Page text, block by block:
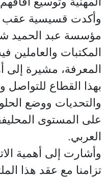
وأكدت قسيسية عقب
مؤسسة عبد الحميد
المكتبات والعاملين
المعرفة، مشيرة إلى
بهذا القطاع للتواصل
والتحديات ووضع
على المستوى
العربي.
وأشارت إلى أهمية
تزامنا مع عقد هذا